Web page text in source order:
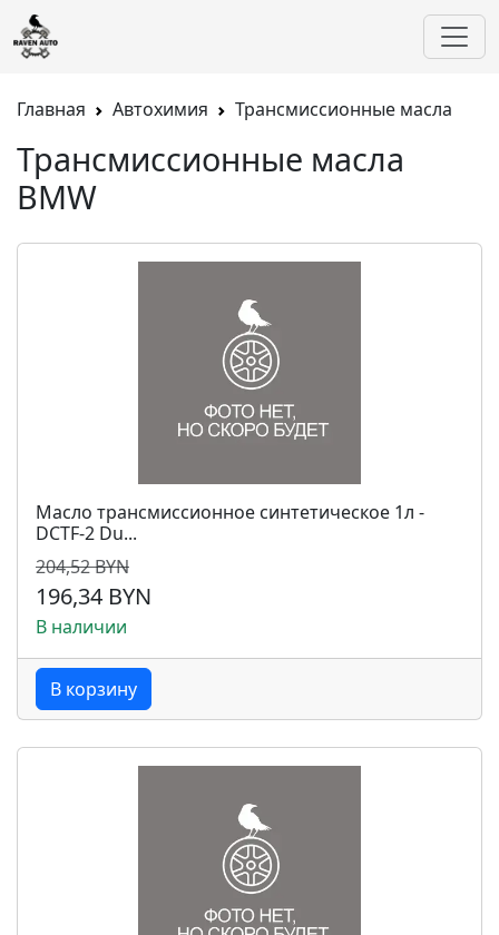
Главная Автохимия Трансмиссионные масла
Трансмиссионные масла
BMW
Масло трансмиссионное синтетическое 1л -
DCTF-2 Du...
204,52 BYN
196,34 BYN
В наличии
В корзину